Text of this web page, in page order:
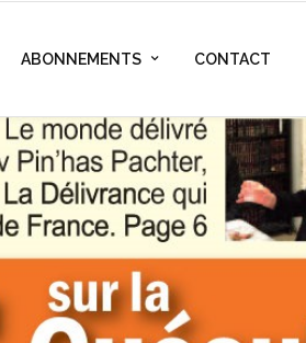
ABONNEMENTS CONTACT